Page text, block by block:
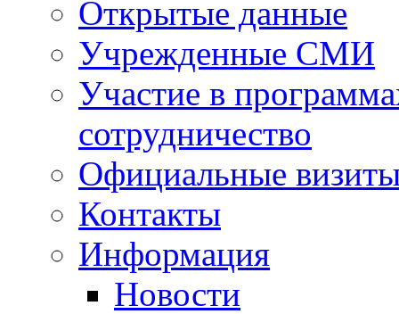
Открытые данные
Учрежденные СМИ
Участие в
сотрудничество
Официальные
Контакты
Информация
Новости